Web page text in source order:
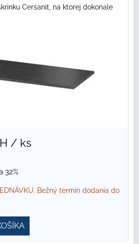
Cersanit, na ktorej dokonale
/ ks
32%
Bežný termín dodania do